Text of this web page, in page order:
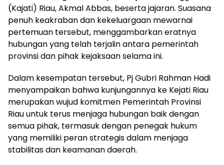
(Kajati) Riau, Akmal Abbas, beserta jajaran. Suasana
penuh keakraban dan kekeluargaan mewarnai
pertemuan tersebut, menggambarkan eratnya
hubungan yang telah terjalin antara pemerintah
provinsi dan pihak kejaksaan selama ini.
Dalam kesempatan tersebut, Pj Gubri Rahman Hadi
menyampaikan bahwa kunjungannya ke Kejati Riau
merupakan wujud komitmen Pemerintah Provinsi
Riau untuk terus menjaga hubungan baik dengan
semua pihak, termasuk dengan penegak hukum
yang memiliki peran strategis dalam menjaga
stabilitas dan keamanan daerah.